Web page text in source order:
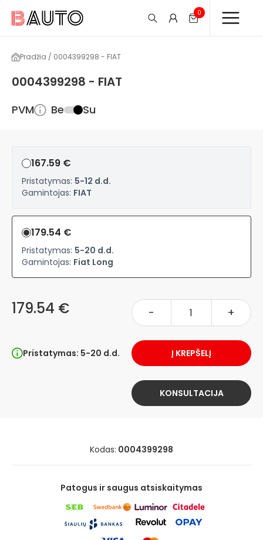
0
Pradžia / 0004399298 - FIAT
0004399298 - FIAT
PVM Be Su
167.59 €
Pristatymas: 5-12 d.d.
Gamintojas: FIAT
179.54 €
Pristatymas: 5-20 d.d.
Gamintojas: Fiat Long
179.54 € - +
Pristatymas: 5-20 d.d. Į KREPŠELĮ
KONSULTACIJA
Kodas: 0004399298
Patogus ir saugus atsiskaitymas